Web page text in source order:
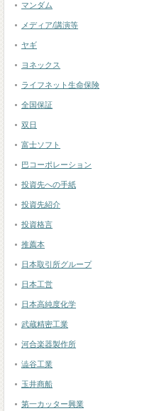
マンダム
メディア/講演等
ヤギ
ヨネックス
ライフネット生命保険
全国保証
双日
富士ソフト
巴コーポレーション
投資先への手紙
投資先紹介
投資格言
推薦本
日本取引所グループ
日本工営
日本高純度化学
武蔵精密工業
河合楽器製作所
澁谷工業
玉井商船
第一カッター興業